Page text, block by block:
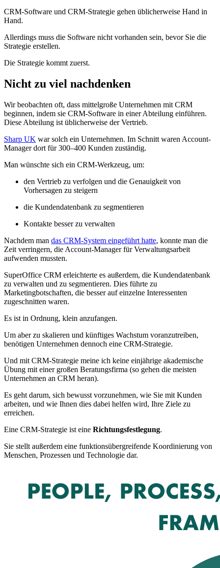
CRM-Software und CRM-Strategie gehen üblicherweise Hand in
Hand.
Allerdings muss die Software nicht vorhanden sein, bevor Sie die
Strategie erstellen.
Die Strategie kommt zuerst.
Nicht zu viel nachdenken
Wir beobachten oft, dass mittelgroße Unternehmen mit CRM
beginnen, indem sie CRM-Software in einer Abteilung einführen.
Diese Abteilung ist üblicherweise der Vertrieb.
Sharp UK war solch ein Unternehmen. Im Schnitt waren Account-
Manager dort für 300–400 Kunden zuständig.
Man wünschte sich ein CRM-Werkzeug, um:
den Vertrieb zu verfolgen und die Genauigkeit von
Vorhersagen zu steigern
die Kundendatenbank zu segmentieren
Kontakte besser zu verwalten
Nachdem man das CRM-System eingeführt hatte, konnte man die
Zeit verringern, die Account-Manager für Verwaltungsarbeit
aufwenden mussten.
SuperOffice CRM erleichterte es außerdem, die Kundendatenbank
zu verwalten und zu segmentieren. Dies führte zu
Marketingbotschaften, die besser auf einzelne Interessenten
zugeschnitten waren.
Es ist in Ordnung, klein anzufangen.
Um aber zu skalieren und künftiges Wachstum voranzutreiben,
benötigen Unternehmen dennoch eine CRM-Strategie.
Und mit CRM-Strategie meine ich keine einjährige akademische
Übung mit einer großen Beratungsfirma (so gehen die meisten
Unternehmen an CRM heran).
Es geht darum, sich bewusst vorzunehmen, wie Sie mit Kunden
arbeiten, und wie Ihnen dies dabei helfen wird, Ihre Ziele zu
erreichen.
Eine CRM-Strategie ist eine Richtungsfestlegung.
Sie stellt außerdem eine funktionsübergreifende Koordinierung von
Menschen, Prozessen und Technologie dar.